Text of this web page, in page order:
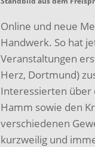
Online und neue
Handwerk. So hat
Veranstaltungen
Herz, Dortmund)
Interessierten über
Hamm sowie den
verschiedenen
kurzweilig und